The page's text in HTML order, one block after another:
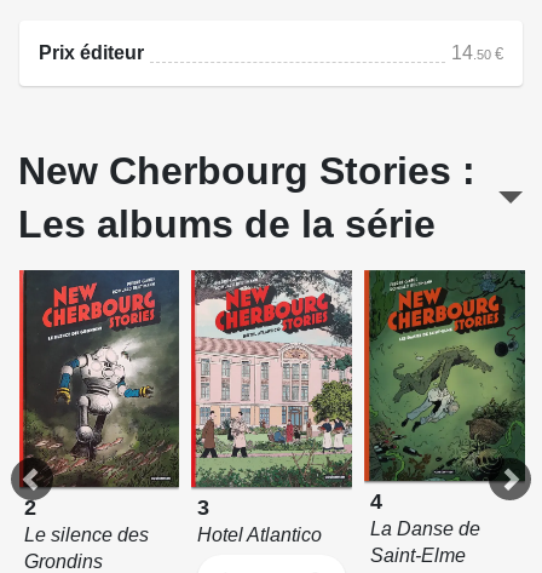
Prix éditeur 14.50 €
New Cherbourg Stories :
Les albums de la série
2
Le silence des
Grondins
3
Hotel Atlantico
4
La Danse de
Saint-Elme